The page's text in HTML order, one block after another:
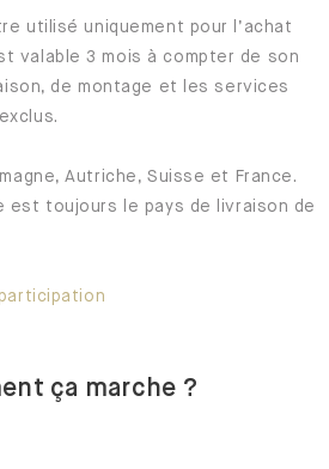
utilisé uniquement pour l’achat
valable 3 mois à compter de son
de montage et les services
Autriche, Suisse et France.
est toujours le pays de livraison de
ça marche ?